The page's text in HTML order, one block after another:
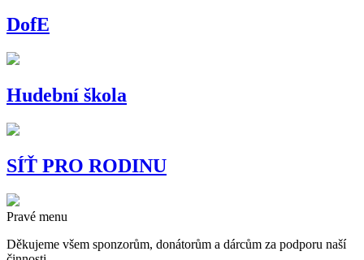
DofE
Hudební škola
SÍŤ PRO RODINU
Pravé menu
Děkujeme všem sponzorům, donátorům a dárcům za podporu naší